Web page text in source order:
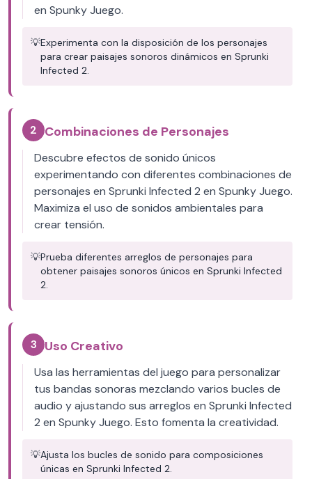
en Spunky Juego.
💡Experimenta con la disposición de los personajes
para crear paisajes sonoros dinámicos en Sprunki
Infected 2.
2 Combinaciones de Personajes
Descubre efectos de sonido únicos
experimentando con diferentes combinaciones de
personajes en Sprunki Infected 2 en Spunky Juego.
Maximiza el uso de sonidos ambientales para
crear tensión.
💡Prueba diferentes arreglos de personajes para
obtener paisajes sonoros únicos en Sprunki Infected
2.
3 Uso Creativo
Usa las herramientas del juego para personalizar
tus bandas sonoras mezclando varios bucles de
audio y ajustando sus arreglos en Sprunki Infected
2 en Spunky Juego. Esto fomenta la creatividad.
💡Ajusta los bucles de sonido para composiciones
únicas en Sprunki Infected 2.